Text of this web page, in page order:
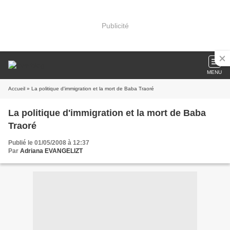
Publicité
MENU
Accueil » La politique d'immigration et la mort de Baba Traoré
La politique d'immigration et la mort de Baba
Traoré
Publié le 01/05/2008 à 12:37
Par Adriana EVANGELIZT